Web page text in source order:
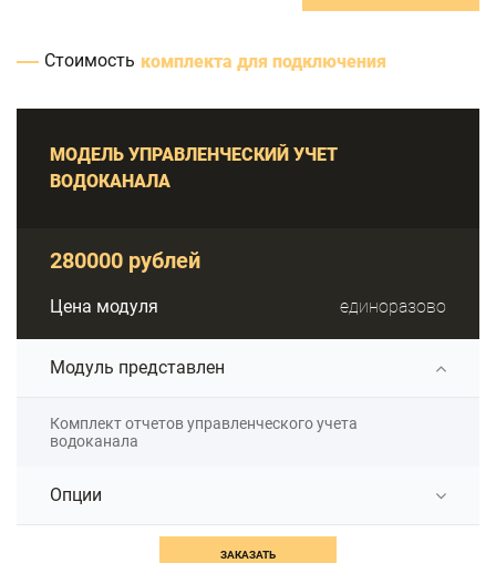
Стоимость комплекта для подключения
МОДЕЛЬ УПРАВЛЕНЧЕСКИЙ УЧЕТ
ВОДОКАНАЛА
280000 рублей
Цена модуля единоразово
Модуль представлен
Комплект отчетов управленческого учета
водоканала
Опции
ЗАКАЗАТЬ